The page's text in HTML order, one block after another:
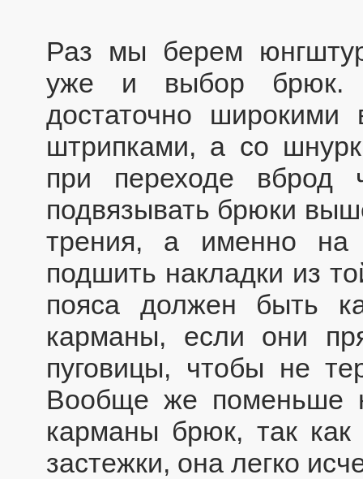
Раз мы берем
уже и выбор брюк.
достаточно
штрипками, а со
при переходе вброд
подвязывать брюки
трения, а именно на
подшить накладки из
пояса должен быть
карманы, если они
пуговицы, чтобы не
Вообще же поменьше
карманы брюк, так
застежки, она легко